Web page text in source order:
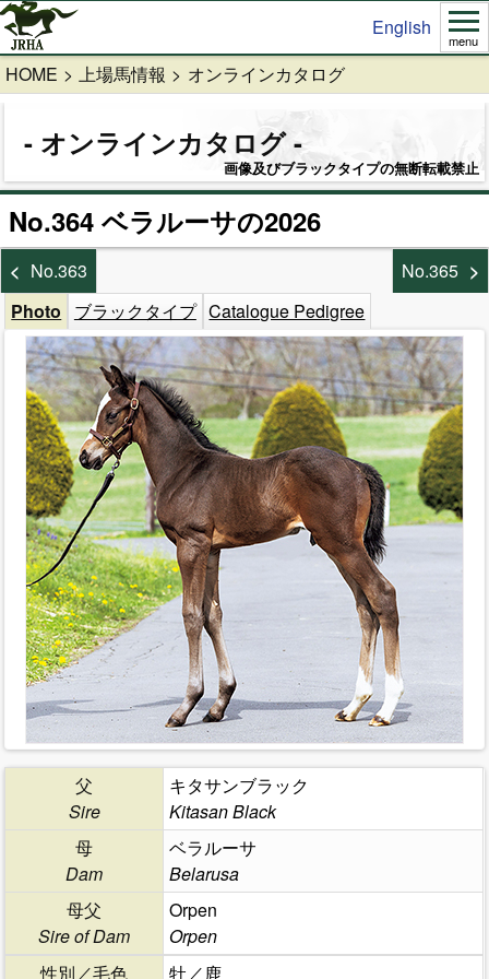
English
menu
HOME 上場馬情報 オンラインカタログ
オンラインカタログ
画像及びブラックタイプの無断転載禁止
No.364 ベラルーサの2026
No.363
No.365
Photo
ブラックタイプ Catalogue Pedigree
父
Sire
キタサンブラック
Kitasan Black
母
Dam
ベラルーサ
Belarusa
母父
Sire of Dam
Orpen
Orpen
性別／毛色
牡／鹿